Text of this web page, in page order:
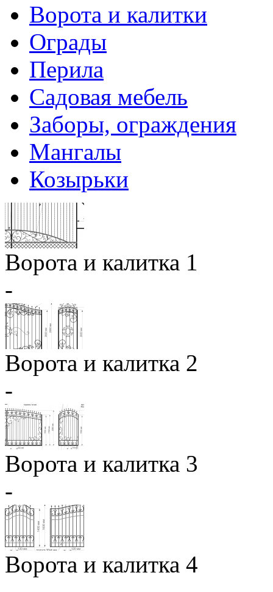
Ворота и калитки
Ограды
Перила
Садовая мебель
Заборы, ограждения
Мангалы
Козырьки
Ворота и калитка 1
-
Ворота и калитка 2
-
Ворота и калитка 3
-
Ворота и калитка 4